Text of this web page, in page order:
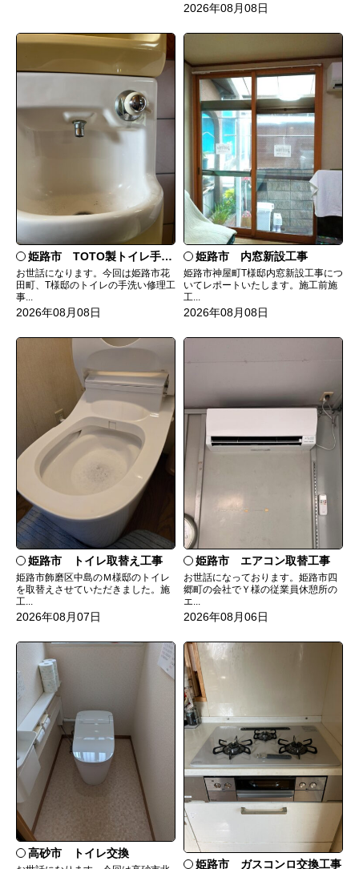
2026年08月08日
姫路市 TOTO製トイレ手洗いの水漏れ修理
お世話になります。今回は姫路市花
田町、T様邸のトイレの手洗い修理工
事...
2026年08月08日
姫路市 内窓新設工事
姫路市神屋町T様邸内窓新設工事につ
いてレポートいたします。施工前施
工...
2026年08月08日
姫路市 トイレ取替え工事
姫路市飾磨区中島のＭ様邸のトイレ
を取替えさせていただきました。施
工...
2026年08月07日
姫路市 エアコン取替工事
お世話になっております。姫路市四
郷町の会社でＹ様の従業員休憩所の
エ...
2026年08月06日
高砂市 トイレ交換
姫路市 ガスコンロ交換工事